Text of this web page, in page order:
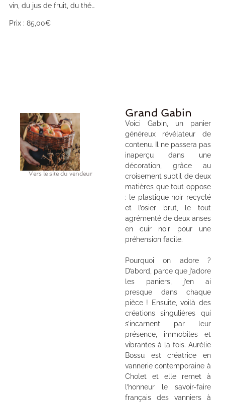
vin, du jus de fruit, du thé…
Prix : 85,00€
Grand Gabin
Voici Gabin, un panier
généreux révélateur de
contenu. Il ne passera pas
inaperçu dans une
décoration, grâce au
croisement subtil de deux
matières que tout oppose
: le plastique noir recyclé
et l’osier brut, le tout
agrémenté de deux anses
en cuir noir pour une
préhension facile.
Pourquoi on adore ?
D’abord, parce que j’adore
les paniers, j’en ai
presque dans chaque
pièce ! Ensuite, voilà des
créations singulières qui
s’incarnent par leur
présence, immobiles et
vibrantes à la fois. Aurélie
Bossu est créatrice en
vannerie contemporaine à
Cholet et elle remet à
l’honneur le savoir-faire
français des vanniers à
Vers le site du vendeur